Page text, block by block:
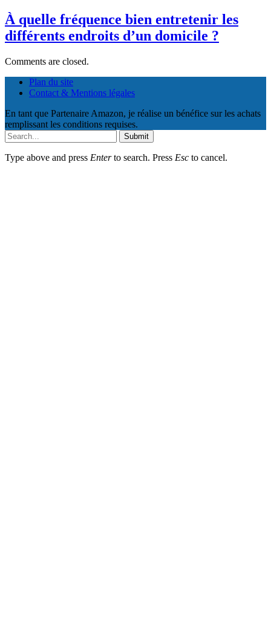
À quelle fréquence bien entretenir les
différents endroits d’un domicile ?
Comments are closed.
Plan du site
Contact & Mentions légales
En tant que Partenaire Amazon, je réalise un bénéfice sur les achats
remplissant les conditions requises.
Submit
Type above and press Enterto search. Press Esc to cancel.